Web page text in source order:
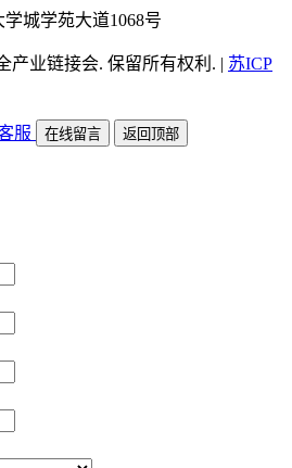
城学苑大道1068号
产业链接会. 保留所有权利. | 苏ICP
服 在线留言 返回顶部